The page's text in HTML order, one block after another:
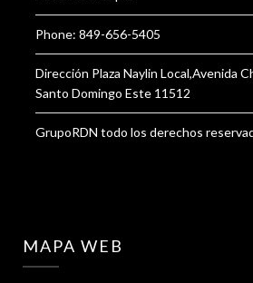
Phone: 849-656-5405
Dirección Plaza Naylin Local,Avenida
Santo Domingo Este 11512
GrupoRDN todo los derechos
MAPA WEB